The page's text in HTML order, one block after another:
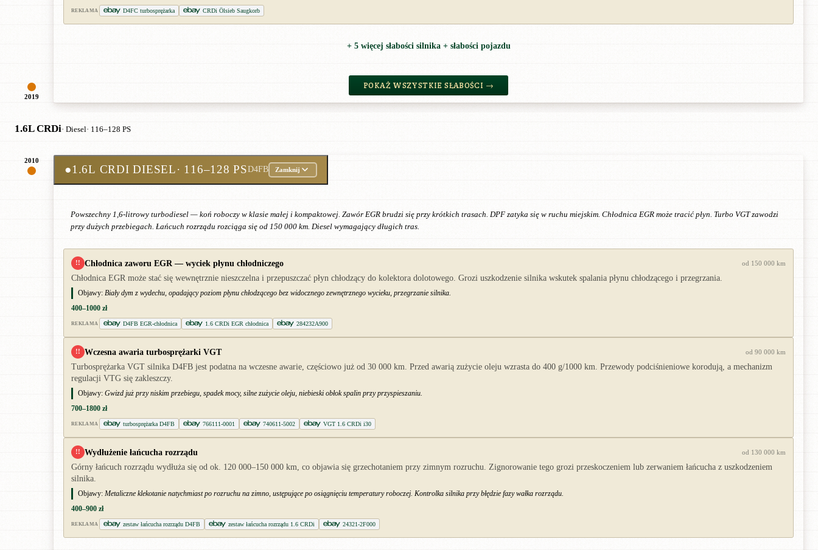
2019
REKLAMA D4FC turbosprężarka CRDi Ölsieb Saugkorb
+ 5 więcej słabości silnika + słabości pojazdu
POKAŻ WSZYSTKIE SŁABOŚCI →
1.6L CRDi· Diesel· 116–128 PS
2010
●1.6L CRDI DIESEL· 116–128 PSD4FB Zamknij
Powszechny 1,6-litrowy turbodiesel — koń roboczy w klasie małej i kompaktowej. Zawór EGR brudzi się przy krótkich trasach. DPF zatyka się w ruchu miejskim. Chłodnica EGR może tracić płyn. Turbo VGT zawodzi
przy dużych przebiegach. Łańcuch rozrządu rozciąga się od 150 000 km. Diesel wymagający długich tras.
!! Chłodnica zaworu EGR — wyciek płynu chłodniczego od 150 000 km
Chłodnica EGR może stać się wewnętrznie nieszczelna i przepuszczać płyn chłodzący do kolektora dolotowego. Grozi uszkodzenie silnika wskutek spalania płynu chłodzącego i przegrzania.
Objawy: Biały dym z wydechu, opadający poziom płynu chłodzącego bez widocznego zewnętrznego wycieku, przegrzanie silnika.
400–1000 zł
REKLAMA D4FB EGR-chłodnica 1.6 CRDi EGR chłodnica 284232A900
!! Wczesna awaria turbosprężarki VGT od 90 000 km
Turbosprężarka VGT silnika D4FB jest podatna na wczesne awarie, częściowo już od 30 000 km. Przed awarią zużycie oleju wzrasta do 400 g/1000 km. Przewody podciśnieniowe korodują, a mechanizm
regulacji VTG się zakleszczy.
Objawy: Gwizd już przy niskim przebiegu, spadek mocy, silne zużycie oleju, niebieski obłok spalin przy przyspieszaniu.
700–1800 zł
REKLAMA turbosprężarka D4FB 766111-0001 740611-5002 VGT 1.6 CRDi i30
!! Wydłużenie łańcucha rozrządu od 130 000 km
Górny łańcuch rozrządu wydłuża się od ok. 120 000–150 000 km, co objawia się grzechotaniem przy zimnym rozruchu. Zignorowanie tego grozi przeskoczeniem lub zerwaniem łańcucha z uszkodzeniem
silnika.
Objawy: Metaliczne klekotanie natychmiast po rozruchu na zimno, ustępujące po osiągnięciu temperatury roboczej. Kontrolka silnika przy błędzie fazy wałka rozrządu.
400–900 zł
REKLAMA zestaw łańcucha rozrządu D4FB zestaw łańcucha rozrządu 1.6 CRDi 24321-2F000